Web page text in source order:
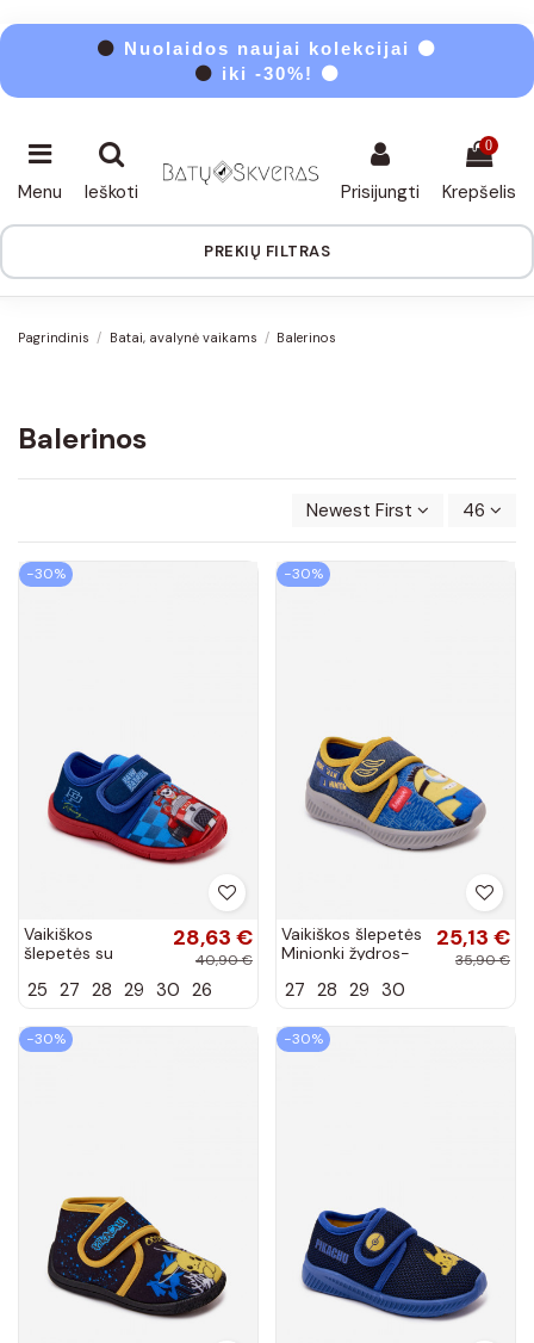
⚫ Nuolaidos naujai kolekcijai ⚫
⚫ iki -30%! ⚫
Menu Ieškoti Prisijungti
0
Krepšelis
PREKIŲ FILTRAS
Pagrindinis Batai, avalynė vaikams Balerinos
Balerinos
Newest First 46
−30%
Vaikiškos
šlepetės su
užsegimais PAIN
mėlynos spalvos
28,63 €
40,90 €
25 27 28 29 30 26
−30%
Vaikiškos šlepetės
Minionki žydros-
25,13 €
35,90 €
27 28 29 30
−30% −30%